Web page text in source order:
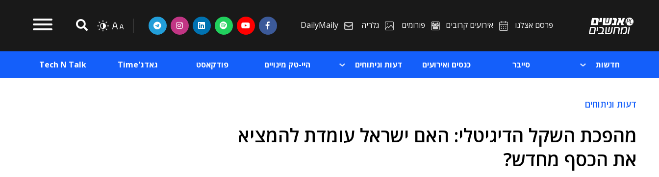
פרסם אצלנו אירועים קרובים פורומים גלריה DailyMaily
חדשות סייבר כנסים ואירועים דעות וניתוחים היי-טק מינויים פודקאסט גאדג'Time Tech N Talk
דעות וניתוחים
מהפכת השקל הדיגיטלי: האם ישראל עומדת להמציא
את הכסף מחדש?